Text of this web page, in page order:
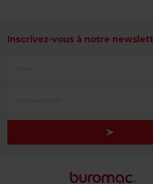
Inscrivez-vous à notre